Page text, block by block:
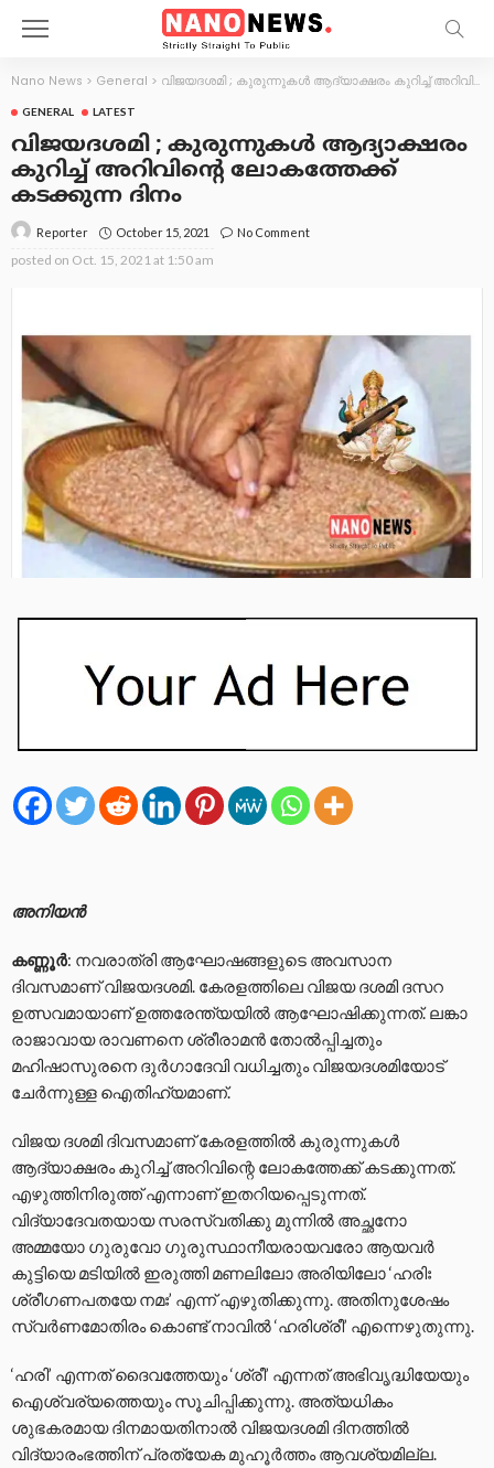
Nano News > General > വിജയദശമി ; കുരുന്നുകള്‍ ആദ്യാക്ഷരം കുറിച്ച് അറിവിന്റെ ലോകത്തേക്ക് കടക്കുന്ന ദിനം
GENERAL LATEST
വിജയദശമി ; കുരുന്നുകള്‍ ആദ്യാക്ഷരം
കുറിച്ച് അറിവിന്റെ ലോകത്തേക്ക്
കടക്കുന്ന ദിനം
Reporter October 15, 2021 No Comment
posted on Oct. 15, 2021 at 1:50 am
അനിയൻ
കണ്ണൂർ: നവരാത്രി ആഘോഷങ്ങളുടെ അവസാന
ദിവസമാണ് വിജയദശമി. കേരളത്തിലെ വിജയ ദശമി ദസറ
ഉത്സവമായാണ് ഉത്തരേന്ത്യയിൽ ആഘോഷിക്കുന്നത്. ലങ്കാ
രാജാവായ രാവണനെ ശ്രീരാമന്‍ തോല്‍പ്പിച്ചതും
മഹിഷാസുരനെ ദുര്‍ഗാദേവി വധിച്ചതും വിജയദശമിയോട്
ചേർന്നുള്ള ഐതിഹ്യമാണ്.
വിജയ ദശമി ദിവസമാണ് കേരളത്തില്‍ കുരുന്നുകള്‍
ആദ്യാക്ഷരം കുറിച്ച് അറിവിന്റെ ലോകത്തേക്ക് കടക്കുന്നത്.
എഴുത്തിനിരുത്ത് എന്നാണ് ഇതറിയപ്പെടുന്നത്.
വിദ്യാദേവതയായ സരസ്വതിക്കു മുന്നില്‍ അച്ഛനോ
അമ്മയോ ഗുരുവോ ഗുരുസ്ഥാനീയരായവരോ ആയവര്‍
കുട്ടിയെ മടിയില്‍ ഇരുത്തി മണലിലോ അരിയിലോ ‘ഹരിഃ
ശ്രീഗണപതയേ നമഃ’ എന്ന് എഴുതിക്കുന്നു. അതിനുശേഷം
സ്വര്‍ണമോതിരം കൊണ്ട് നാവില്‍ ‘ഹരിശ്രീ’ എന്നെഴുതുന്നു.
‘ഹരി’ എന്നത് ദൈവത്തേയും ‘ശ്രീ’ എന്നത് അഭിവൃദ്ധിയേയും
ഐശ്വര്യത്തെയും സൂചിപ്പിക്കുന്നു. അത്യധികം
ശുഭകരമായ ദിനമായതിനാല്‍ വിജയദശമി ദിനത്തില്‍
വിദ്യാരംഭത്തിന് പ്രത്യേക മുഹൂര്‍ത്തം ആവശ്യമില്ല.